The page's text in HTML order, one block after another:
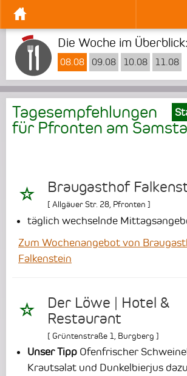
Die Woche im Überblick:
08.08 09.08 10.08 11.08
Tagesempfehlungen
für Pfronten am
Braugasthof
[ Allgäuer Str. 28, Pfronten ]
täglich wechselnde
Zum Wochenangebot von
Falkenstein
Der Löwe | Hotel &
Restaurant
[ Grüntenstraße 1 Burgberg ]
Unser Tipp Ofenfrischer
Krautsalat und Dunkelbierjus dazu